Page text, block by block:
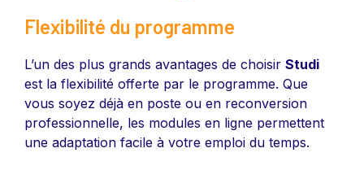
Flexibilité du programme
L’un des plus grands avantages de choisir Studi
est la flexibilité offerte par le programme. Que
vous soyez déjà en poste ou en reconversion
professionnelle, les modules en ligne permettent
une adaptation facile à votre emploi du temps.